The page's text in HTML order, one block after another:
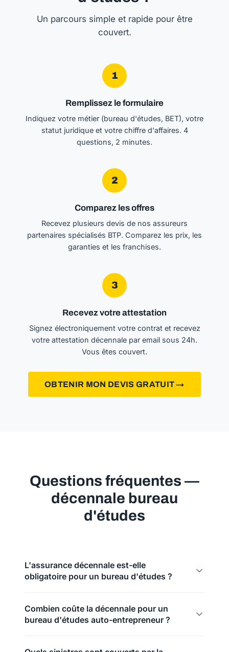
Un parcours simple et rapide pour être
couvert.
1
Remplissez le formulaire
Indiquez votre métier (bureau d'études, BET), votre
statut juridique et votre chiffre d'affaires. 4
questions, 2 minutes.
2
Comparez les offres
Recevez plusieurs devis de nos assureurs
partenaires spécialisés BTP. Comparez les prix, les
garanties et les franchises.
3
Recevez votre attestation
Signez électroniquement votre contrat et recevez
votre attestation décennale par email sous 24h.
Vous êtes couvert.
OBTENIR MON DEVIS GRATUIT →
Questions fréquentes —
décennale bureau
d'études
L'assurance décennale est-elle
obligatoire pour un bureau d'études ?
Combien coûte la décennale pour un
bureau d'études auto-entrepreneur ?